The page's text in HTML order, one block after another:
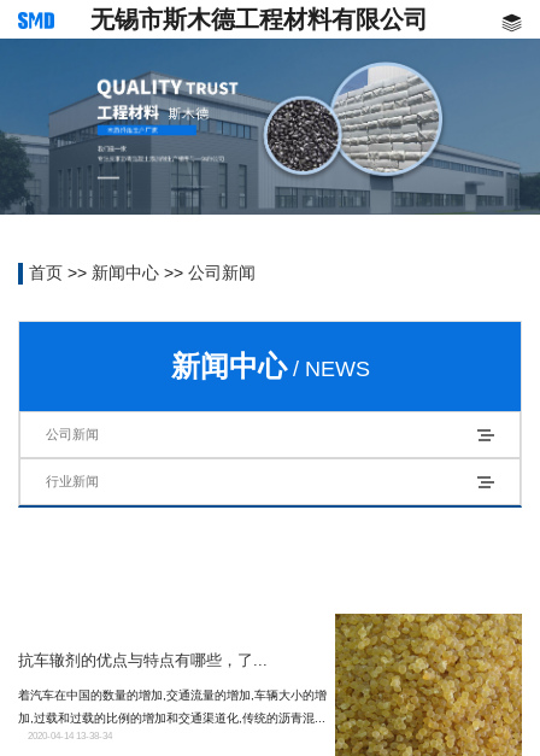
无锡市斯木德工程材料有限公司
首页 >> 新闻中心 >> 公司新闻
新闻中心/ NEWS
公司新闻
行业新闻
抗车辙剂的优点与特点有哪些，了...
着汽车在中国的数量的增加,交通流量的增加,车辆大小的增
加,过载和过载的比例的增加和交通渠道化,传统的沥青混...
2020-04-14 13-38-34